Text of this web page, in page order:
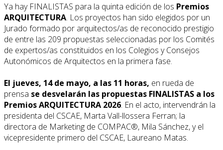
Ya hay FINALISTAS para la quinta edición de los Premios
ARQUITECTURA. Los proyectos han sido elegidos por un
Jurado formado por arquitectos/as de reconocido prestigio
de entre las 209 propuestas seleccionadas por los Comités
de expertos/as constituidos en los Colegios y Consejos
Autonómicos de Arquitectos en la primera fase.
El jueves, 14 de mayo, a las 11 horas, en rueda de
prensa se desvelarán las propuestas FINALISTAS a los
Premios ARQUITECTURA 2026. En el acto, intervendrán la
presidenta del CSCAE, Marta Vall-llossera Ferran; la
directora de Marketing de COMPAC®, Mila Sánchez, y el
vicepresidente primero del CSCAE, Laureano Matas.